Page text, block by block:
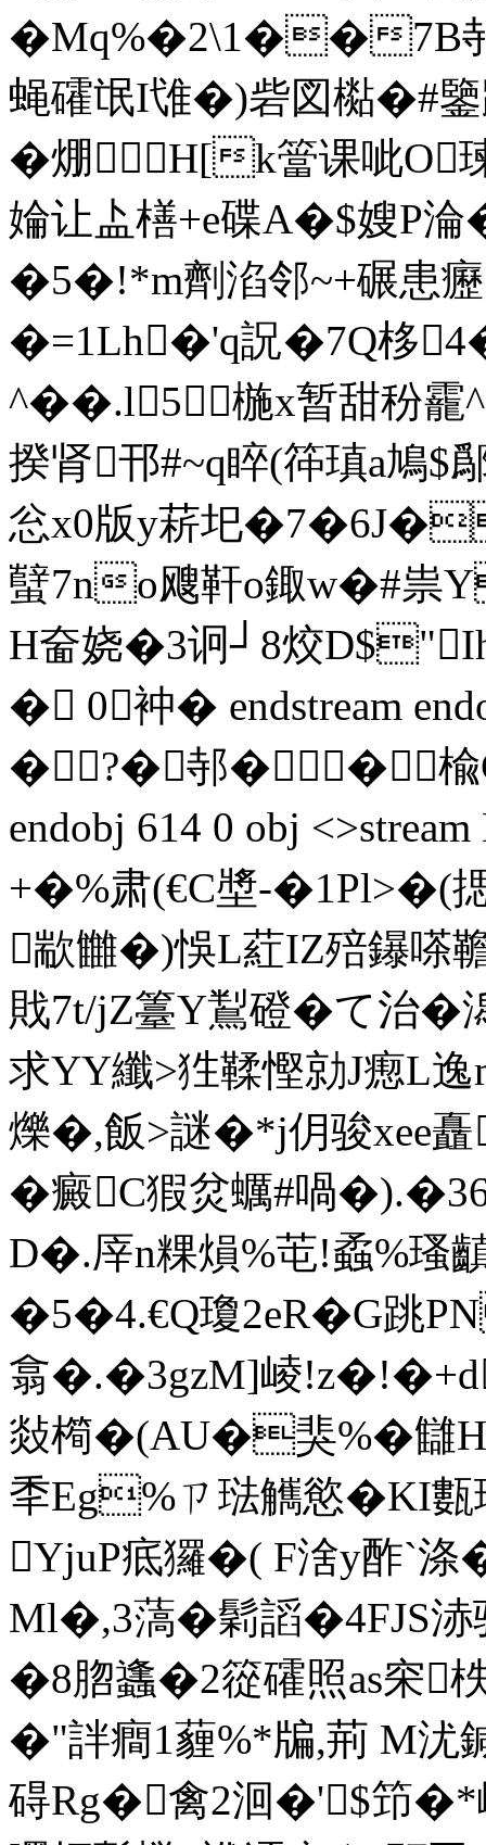
�Mq%�2\1��7B
蝇礭氓I隿�)砦図檆�#
�焩H[k簹课呲O
婨让盀橏+e碟A�$嫂P淪
�5�!*m劑淊邻~+碾患
�=1Lh�'q詋�7Q栘
^��.l5椸x暂甜秎
揆肾邗#~q睟(筗瑱a鳩$
忩x0版y菥圯
蠥7no飕靬o鋷w�#
H奤娆�3诇┘8烄
�  0衶� endstream
�?�邿��楡
endobj 614 0 obj
+�%肃(€C墏-�1Pl>�(揌
歂雦�)悞L葒IZ殕鑤嗏韂
戝7t/jZ籉Y鵥磴�て治�
求YY纖>狌鞣慳勍J瘛L
爍�,飯>謎�*j仴骏xee
�癜C猳炃蠣#喎
D�.厗n粿 熉%芚!蟊%瑵
�5�4.€Q瓊2eR�G跳
翕�.�3gzM]崚
敥橁�(AU�猆%�讎
秊Eg%ㄗ琺觽慾�KI甊
YjuP疷玀�( F涻y酢`
Ml�,3薃�鬁謟�4FJS
�8脗蠭�2篵礭照as穼
�"詊癎1薶%*牑,荊 M
碍Rg�禽2洄�'$笻�*